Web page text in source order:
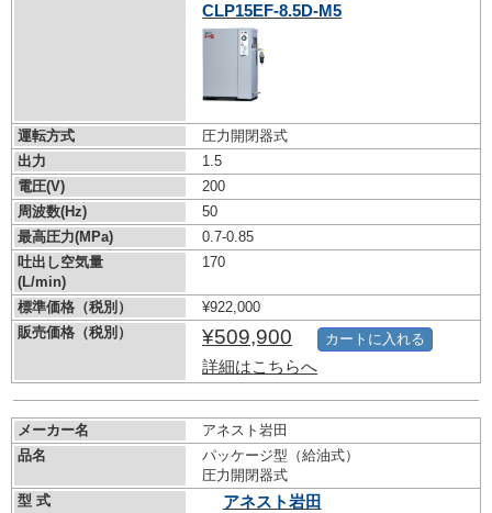
CLP15EF-8.5D-M5
運転方式
圧力開閉器式
出力
1.5
電圧(V)
200
周波数(Hz)
50
最高圧力(MPa)
0.7-0.85
吐出し空気量
(L/min)
170
標準価格（税別）
¥922,000
販売価格（税別）
¥509,900
詳細はこちらへ
カートに入れる
メーカー名
アネスト岩田
品名
パッケージ型（給油式）
圧力開閉器式
型 式
アネスト岩田